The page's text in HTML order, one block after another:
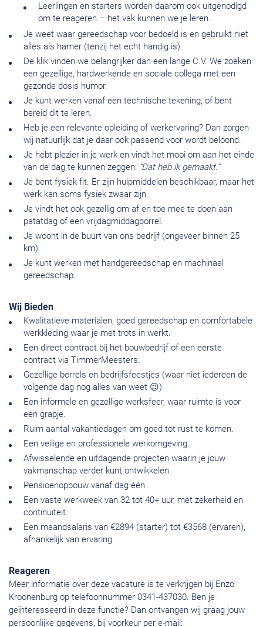
Leerlingen en starters worden daarom ook uitgenodigd
om te reageren – het vak kunnen we je leren.
Je weet waar gereedschap voor bedoeld is en gebruikt niet
alles als hamer (tenzij het echt handig is).
De klik vinden we belangrijker dan een lange C.V. We zoeken
een gezellige, hardwerkende en sociale collega met een
gezonde dosis humor.
Je kunt werken vanaf een technische tekening, of bent
bereid dit te leren.
Heb je een relevante opleiding of werkervaring? Dan zorgen
wij natuurlijk dat je daar ook passend voor wordt beloond.
Je hebt plezier in je werk en vindt het mooi om aan het einde
van de dag te kunnen zeggen: “Dat heb ik gemaakt.”
Je bent fysiek fit. Er zijn hulpmiddelen beschikbaar, maar het
werk kan soms fysiek zwaar zijn.
Je vindt het ook gezellig om af en toe mee te doen aan
patatdag of een vrijdagmiddagborrel.
Je woont in de buurt van ons bedrijf (ongeveer binnen 25
km).
Je kunt werken met handgereedschap en machinaal
gereedschap.
Wij Bieden
Kwalitatieve materialen, goed gereedschap en comfortabele
werkkleding waar je met trots in werkt.
Een direct contract bij het bouwbedrijf of een eerste
contract via TimmerMeesters.
Gezellige borrels en bedrijfsfeestjes (waar niet iedereen de
volgende dag nog alles van weet 😉).
Een informele en gezellige werksfeer, waar ruimte is voor
een grapje.
Ruim aantal vakantiedagen om goed tot rust te komen.
Een veilige en professionele werkomgeving.
Afwisselende en uitdagende projecten waarin je jouw
vakmanschap verder kunt ontwikkelen.
Pensioenopbouw vanaf dag één.
Een vaste werkweek van 32 tot 40+ uur, met zekerheid en
continuïteit.
Een maandsalaris van €2894 (starter) tot €3568 (ervaren),
afhankelijk van ervaring.
Reageren
Meer informatie over deze vacature is te verkrijgen bij Enzo
Kroonenburg op telefoonnummer 0341-437030. Ben je
geïnteresseerd in deze functie? Dan ontvangen wij graag jouw
persoonlijke gegevens, bij voorkeur per e-mail: